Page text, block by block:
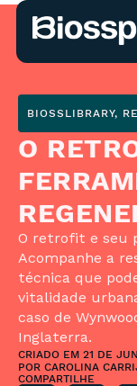
BIOSSLIBRARY,
O
O retrofit e seu
Acompanhe a
técnica que
vitalidade
caso de
Inglaterra.
CRIADO EM 21 DE
POR CAROLINA
COMPARTILHE